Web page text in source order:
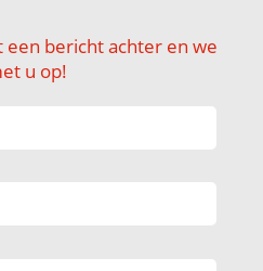
een bericht achter en we
u op!